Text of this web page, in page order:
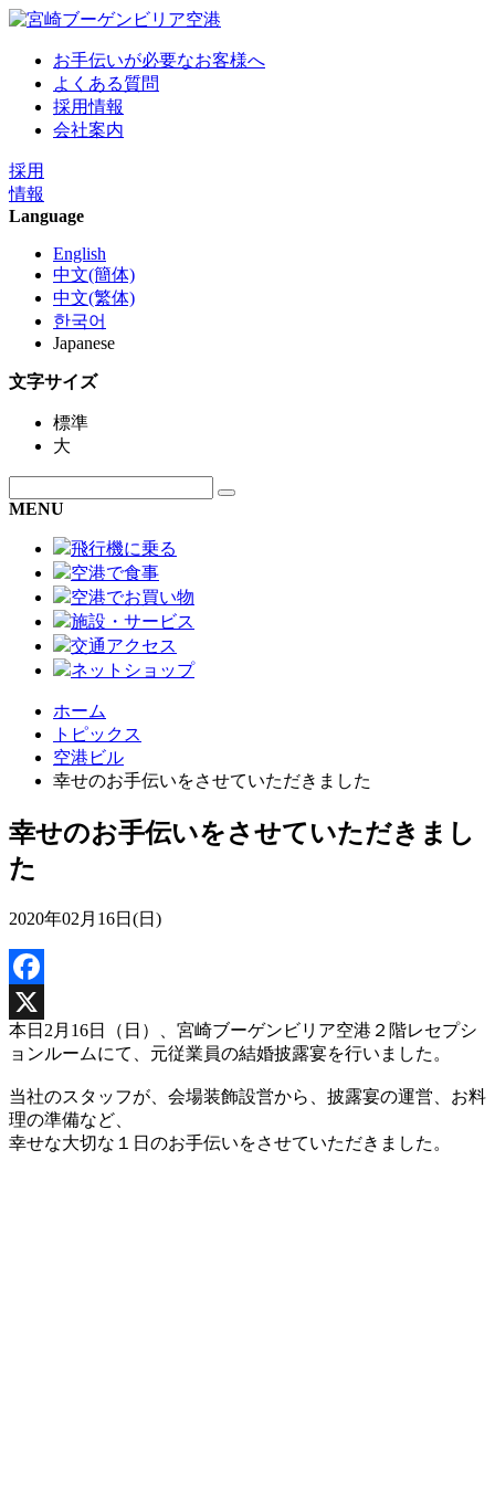
お手伝いが必要なお客様へ
よくある質問
採用情報
会社案内
採用
情報
Language
English
中文(簡体)
中文(繁体)
한국어
Japanese
文字サイズ
標準
大
MENU
飛行機に乗る
空港で食事
空港でお買い物
施設・サービス
交通アクセス
ネットショップ
ホーム
トピックス
空港ビル
幸せのお手伝いをさせていただきました
幸せのお手伝いをさせていただきまし
た
2020年02月16日(日)
Facebook
X
本日2月16日（日）、宮崎ブーゲンビリア空港２階レセプシ
ョンルームにて、元従業員の結婚披露宴を行いました。
当社のスタッフが、会場装飾設営から、披露宴の運営、お料
理の準備など、
幸せな大切な１日のお手伝いをさせていただきました。